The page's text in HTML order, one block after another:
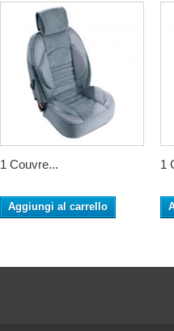
1 Couvre...
Aggiungi al carrello
1